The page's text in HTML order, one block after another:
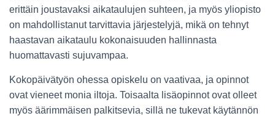
erittäin joustavaksi aikataulujen suhteen, ja myös yliopisto
on mahdollistanut tarvittavia järjestelyjä, mikä on tehnyt
haastavan aikataulu kokonaisuuden hallinnasta
huomattavasti sujuvampaa.
Kokopäivätyön ohessa opiskelu on vaativaa, ja opinnot
ovat vieneet monia iltoja. Toisaalta lisäopinnot ovat olleet
myös äärimmäisen palkitsevia, sillä ne tukevat käytännön